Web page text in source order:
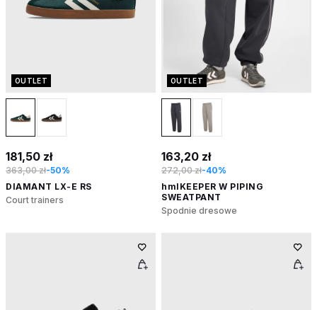
OUTLET
181,50 zł
363,00 zł-50%
DIAMANT LX-E RS
Court trainers
OUTLET
163,20 zł
272,00 zł-40%
hmlKEEPER W PIPING
SWEATPANT
Spodnie dresowe